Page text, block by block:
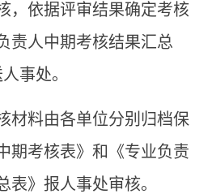
，依据评审结果确定考核
责人中期考核结果汇总
事处。
材料由各单位分别归档保
期考核表》 和 《专业负责
表》 报人事处审核。